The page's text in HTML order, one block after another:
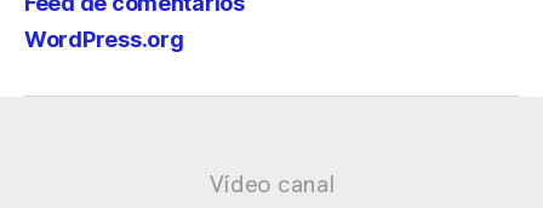
WordPress.org
Vídeo canal